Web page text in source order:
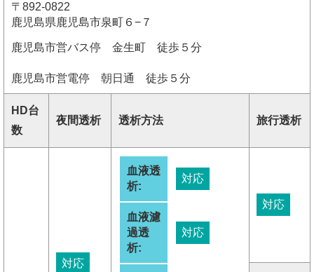
〒892-0822
鹿児島県鹿児島市泉町６−７
鹿児島市営バス停 金生町 徒歩５分
鹿児島市営電停 朝日通 徒歩５分
HD台
数
夜間透析 透析方法 旅行透析
対応
血液透
析:
対応
血液濾
過透
析:
対応
対応